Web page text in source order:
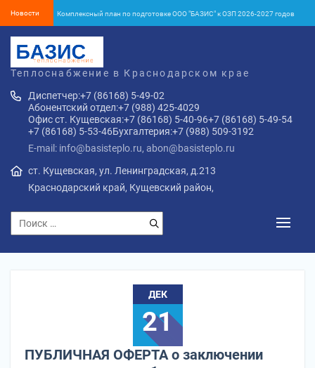
Новости Комплексный план по подготовке ООО "БАЗИС" к ОЗП 2026-2027 годов
01.01.2026 г.
ПУБЛИЧНАЯ ОФЕРТА o заключении договора теплоснабжения жилого
помещения в многоквартирном доме и (или) помещений входящих в
состав общего имущества многоквартирного дома с «01» января 2026
года
Комплексный план по подготовке ООО "БАЗИС" к ОЗП 2026-2027 годов
Теплоснабжение в Краснодарском крае
Диспетчер:+7 (86168) 5-49-02
Абонентский отдел:+7 (988) 425-4029
Офис ст. Кущевская:+7 (86168) 5-40-96+7 (86168) 5-49-54
+7 (86168) 5-53-46Бухгалтерия:+7 (988) 509-3192
E-mail: info@basisteplo.ru, abon@basisteplo.ru
ст. Кущевская, ул. Ленинградская, д.213
Краснодарский край, Кущевский район,
ДЕК
21
ПУБЛИЧНАЯ ОФЕРТА o заключении